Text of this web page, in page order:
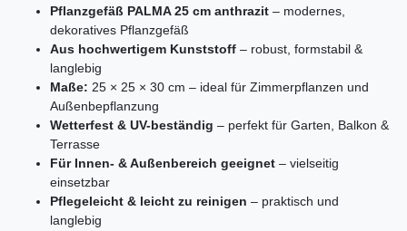
Pflanzgefäß PALMA 25 cm anthrazit – modernes,
dekoratives Pflanzgefäß
Aus hochwertigem Kunststoff – robust, formstabil &
langlebig
Maße: 25 × 25 × 30 cm – ideal für Zimmerpflanzen und
Außenbepflanzung
Wetterfest & UV-beständig – perfekt für Garten, Balkon &
Terrasse
Für Innen- & Außenbereich geeignet – vielseitig
einsetzbar
Pflegeleicht & leicht zu reinigen – praktisch und
langlebig